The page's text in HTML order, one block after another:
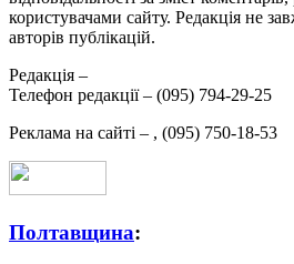
користувачами сайту. Редакція не
авторів публікацій.
Редакція –
Телефон редакції – (095) 794-29-25
Реклама на сайті – , (095) 750-18-53
Полтавщина: